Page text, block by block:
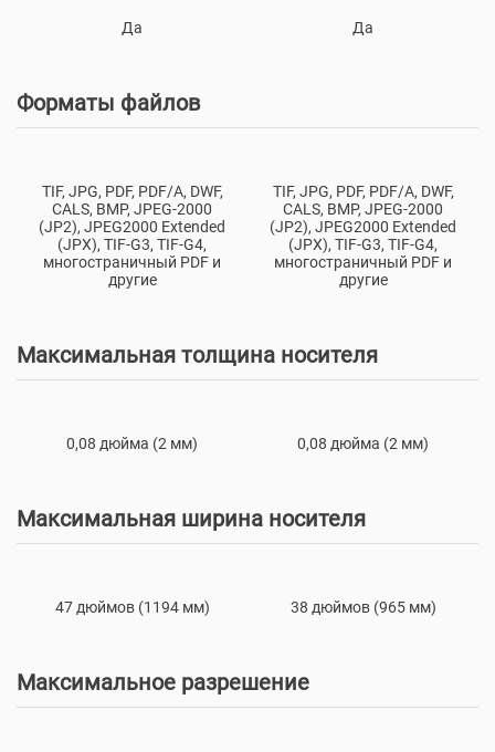
Да Да
Форматы файлов
TIF, JPG, PDF, PDF/A, DWF,
CALS, BMP, JPEG-2000
(JP2), JPEG2000 Extended
(JPX), TIF-G3, TIF-G4,
многостраничный PDF и
другие
TIF, JPG, PDF, PDF/A, DWF,
CALS, BMP, JPEG-2000
(JP2), JPEG2000 Extended
(JPX), TIF-G3, TIF-G4,
многостраничный PDF и
другие
Максимальная толщина носителя
0,08 дюйма (2 мм) 0,08 дюйма (2 мм)
Максимальная ширина носителя
47 дюймов (1194 мм) 38 дюймов (965 мм)
Максимальное разрешение